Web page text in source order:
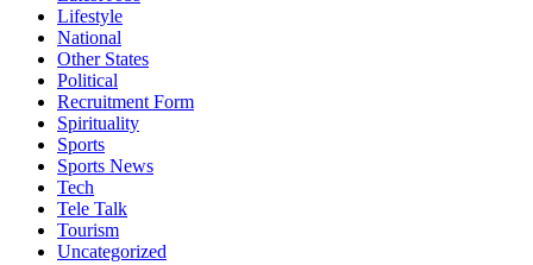
Lifestyle
National
Other States
Political
Recruitment Form
Spirituality
Sports
Sports News
Tech
Tele Talk
Tourism
Uncategorized